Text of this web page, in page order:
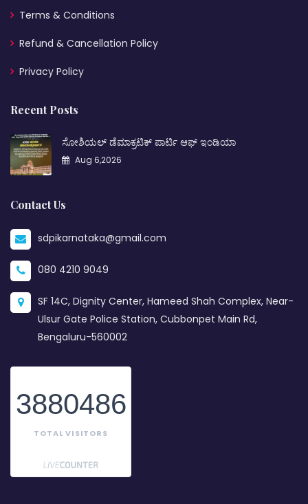
Terms & Conditions
Refund & Cancellation Policy
Privacy Policy
Recent Posts
ಸೋಶಿಯಲ್ ಡೆಮಾಕ್ರಟಿಕ್ ಪಾರ್ಟಿ ಆಫ್ ಇಂಡಿಯಾ
Aug 6,2026
Contact Us
sdpikarnataka@gmail.com
080 4210 9049
SF 14C, Dignity Center, Hameed Shah Complex, Near-
Ulsur Gate Police Station, Cubbonpet Main Rd,
Bengaluru-560002
3880486
TOTAL VISITORS